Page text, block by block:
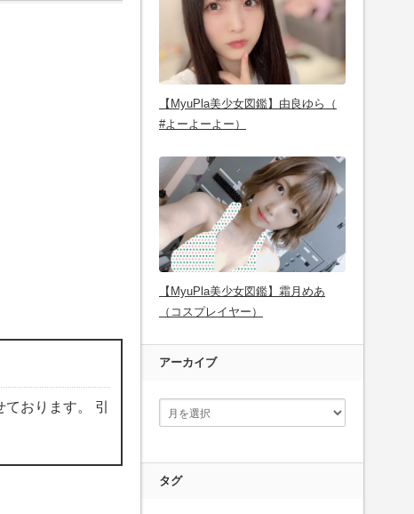
おります。 引
【MyuPla美少女図鑑】由良ゆら（
#よーよーよー）
【MyuPla美少女図鑑】霜月めあ
（コスプレイヤー）
アーカイブ
タグ